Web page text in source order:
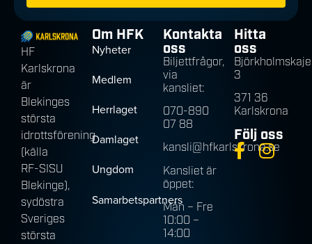
HF
Karlskrona
är
Blekinges
största
idrottsförening
(källa
RF-SISU
Blekinge),
sydöstra
Sveriges
största
Om HFK
Nyheter
Medlem
Herrlaget
Damlaget
Ungdom
Samarbetspartners
Kontakta
oss
Biljettfrågor,
via
kansliet:
070-890
07 88
kansli@hfkarlskrona.se
Kansliet är
öppet:
Mån – Fre
10:00 –
14:00
Hitta
oss
3
371 36
Karlskrona
Följ oss